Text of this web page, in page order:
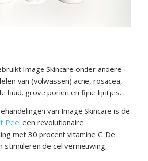
Image Skincare onder andere
van (volwassen) acne, rosacea,
huid, grove poriën en fijne lijntjes.
van Image Skincare is de
Peel een revolutionaire
met 30 procent vitamine C. De
stimuleren de cel vernieuwing.